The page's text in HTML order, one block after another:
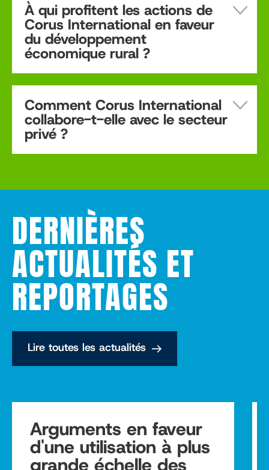
À qui profitent les actions de
Corus International en faveur
du développement
économique rural ?
Comment Corus International
collabore-t-elle avec le secteur
privé ?
DERNIÈRES
ACTUALITÉS ET
REPORTAGES
Lire toutes les actualités
Arguments en faveur
d'une utilisation à plus
grande échelle des